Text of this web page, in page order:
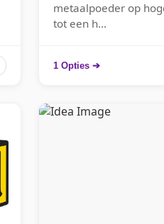
metaalpoeder op
tot een h...
1 Opties ➔